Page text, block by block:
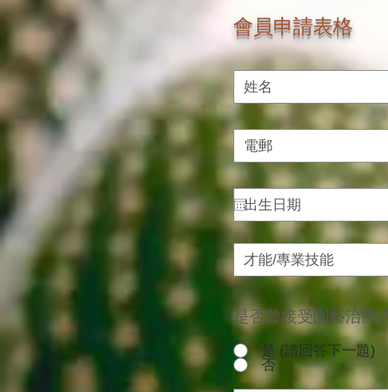
會員申請表格
是否曾接受園藝治療
是 (請回答下一題)
否